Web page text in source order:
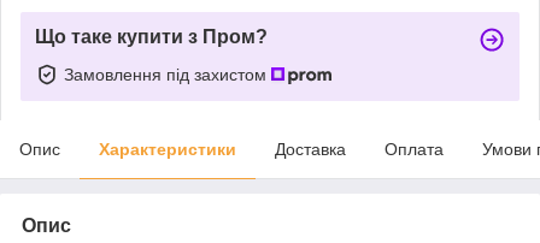
Що таке купити з Пром?
Замовлення під захистом
Опис Характеристики Доставка Оплата Умови
Опис